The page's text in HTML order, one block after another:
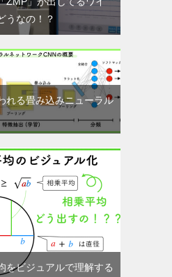
うなの！？
れる畳み込みニューラル
をビジュアルで理解する